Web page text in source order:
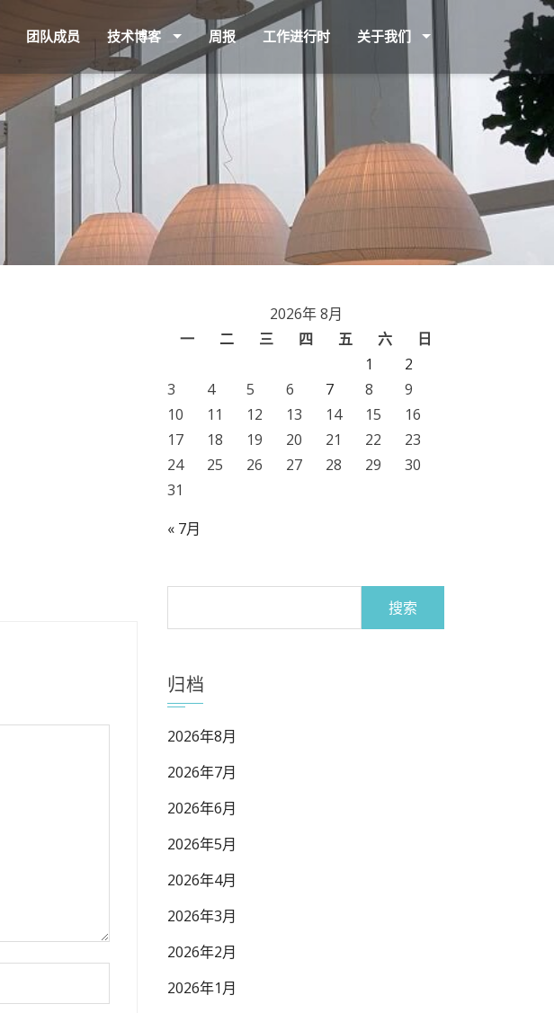
团队成员 技术博客 周报 工作进行时 关于我们
2026年 8月
一
二 三 四 五 六
日
1
2
3
4 5 6 7 8
9
10
11 12 13 14 15
16
17
18 19 20 21 22
23
24
25 26 27 28 29
30
31
« 7月
归档
2026年8月
2026年7月
2026年6月
2026年5月
2026年4月
2026年3月
2026年2月
2026年1月